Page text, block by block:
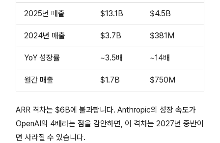
2025년 매출 $13.1B $4.5B
2024년 매출 $3.7B $381M
YoY 성장률 ~3.5배 ~14배
월간 매출 $1.7B $750M
ARR 격차는 $6B에 불과합니다. Anthropic의 성장 속도가
OpenAI의 4배라는 점을 감안하면, 이 격차는 2027년 중반이
면 사라질 수 있습니다.